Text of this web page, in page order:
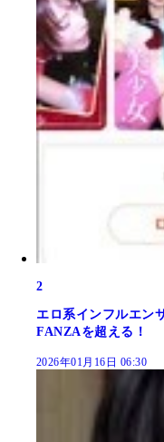
2
エロ系インフルエン
FANZAを超える！
2026年01月16日 06:30